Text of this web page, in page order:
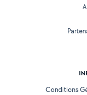
Conditions